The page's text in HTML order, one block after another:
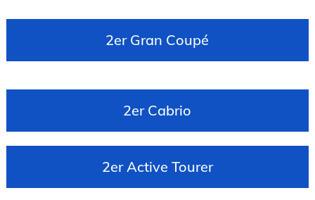
2er Gran Coupé
2er Cabrio
2er Active Tourer